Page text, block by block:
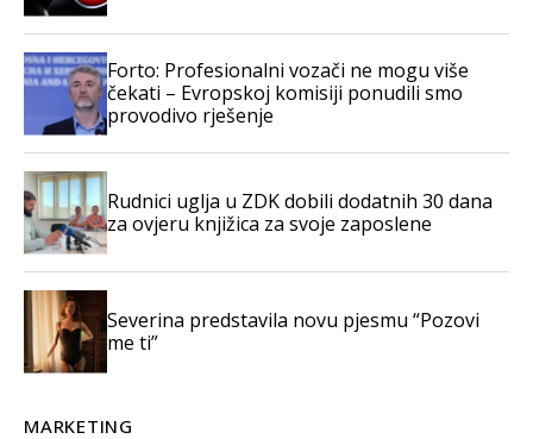
Forto: Profesionalni vozači ne mogu više
čekati – Evropskoj komisiji ponudili smo
provodivo rješenje
Rudnici uglja u ZDK dobili dodatnih 30 dana
za ovjeru knjižica za svoje zaposlene
Severina predstavila novu pjesmu “Pozovi
me ti”
MARKETING